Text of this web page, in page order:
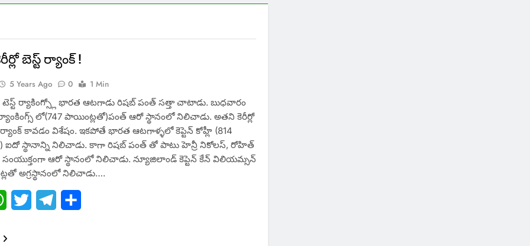
బెస్ట్ ర్యాంక్ !
5 Years Ago 0
1 Min
ర్యాకింగ్స్లో భారత ఆటగాడు రిషబ్ పంత్ సత్తా చాటాడు. బుధవారం
లో(747 పాయింట్లతో)పంత్ ఆరో స్థానంలో నిలిచాడు. అతని కెరీర్లో
కావడం విశేషం. ఇకపోతే భారత ఆటగాళ్ళలో కెప్టెన్ కోహ్లీ (814
ఐదో స్థానాన్ని నిలిచాడు. కాగా రిషబ్‌ పంత్‌ తో పాటు హెన్రీ నికోలస్‌, రోహిత్‌
సంయుక్తంగా ఆరో స్థానంలో నిలిచాడు. న్యూజిలాండ్‌ కెప్టెన్ కేన్‌ విలియమ్సన్‌
అగ్రస్థానంలో నిలిచాడు….
WhatsApp
Twitter Telegram